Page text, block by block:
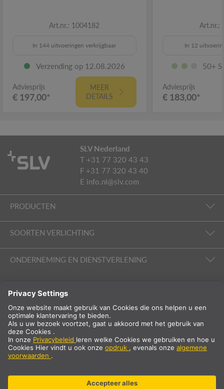
Art.nr.: 1004182
In 144 uitvoeringen verkrijgbaar
Verzending op 12.08.2026
Adviesprijs
€ 197,00*
MEER
DETAILS
Art.nr.:
In 12
50+
Adviesprijs
€ 183,00*
SLV Nederland
T +31 77 320 43 43
F +31 77 320 43 40
E info.nl@slv.com
PRODUCTEN
SOORTEN VERLICHTING
ONDERNEMING EN DIENSTVERLENING